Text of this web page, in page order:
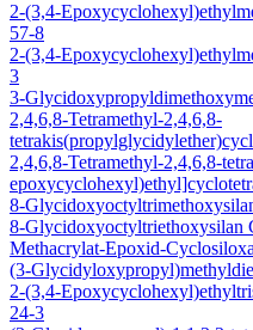
2-(3,4-
57-8
2-(3,4-
3
3-
2,4,6,8-Tetramethyl-2,4,6,8-
2,4,6,8-Tetramethyl-2,4,6,8-
8-
8-Glycidoxyoctyltriethoxysilan
Methacrylat-Epoxid-
(3-
2-(3,4-
24-3